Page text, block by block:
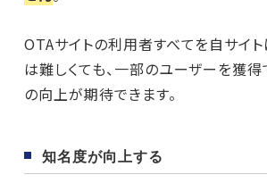
OTAサイトの利用者すべてを自サイ
は難しくても、一部のユーザーを獲
の向上が期待できます。
知名度が向上する